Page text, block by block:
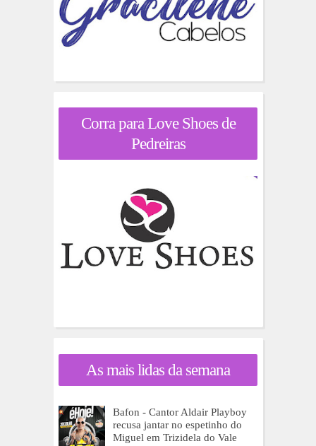
Corra para Love Shoes de
Pedreiras
As mais lidas da semana
Bafon - Cantor Aldair Playboy
recusa jantar no espetinho do
Miguel em Trizidela do Vale